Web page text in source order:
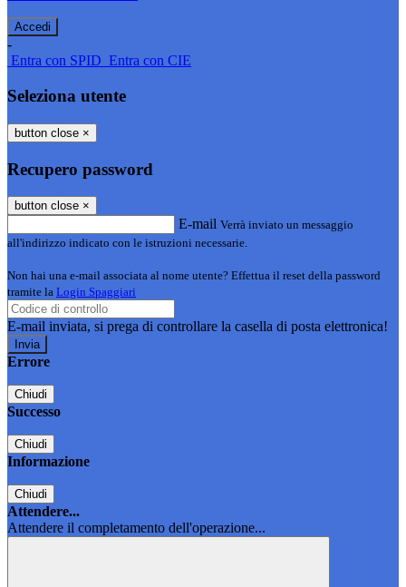
-
Entra con SPID Entra con CIE
Seleziona utente
button close ×
Recupero password
button close ×
E-mail Verrà inviato un messaggio
all'indirizzo indicato con le istruzioni necessarie.
Non hai una e-mail associata al nome utente? Effettua il reset della password
tramite la Login Spaggiari
E-mail inviata, si prega di controllare la casella di posta elettronica!
Errore
Chiudi
Successo
Chiudi
Informazione
Chiudi
Attendere...
Attendere il completamento dell'operazione...